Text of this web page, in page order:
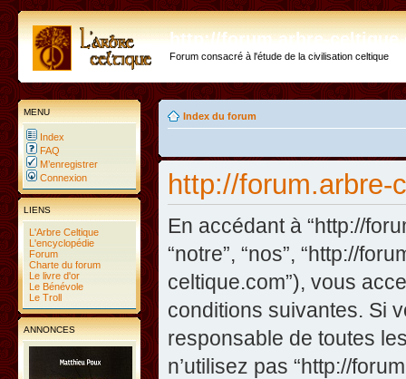
http://forum.arbre-
Forum consacré à l'étude de la civilisation celtique
MENU
Index
FAQ
M’enregistrer
Connexion
LIENS
L'Arbre Celtique
L'encyclopédie
Forum
Charte du forum
Le livre d'or
Le Bénévole
Le Troll
ANNONCES
Index du forum
http://forum.arbre-
En accédant à “http://
“notre”, “nos”, “http://
celtique.com”), vous
conditions suivantes. Si
responsable de toutes
n’utilisez pas “http://